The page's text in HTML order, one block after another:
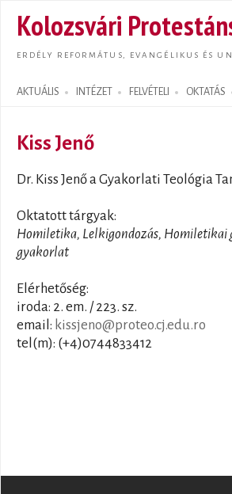
Kolozsvári
ERDÉLY REFORMÁTUS, EVANGÉLIKUS ÉS
AKTUÁLIS INTÉZET FELVÉTELI OKTATÁS
Search form
Kiss Jenő
Dr. Kiss Jenő a Gyakorlati Teológia
Oktatott tárgyak:
Homiletika, Lelkigondozás, Homiletikai
gyakorlat
Elérhetőség:
iroda: 2. em. / 223. sz.
email: kissjeno@proteo.cj.edu.ro
tel(m): (+4)0744833412